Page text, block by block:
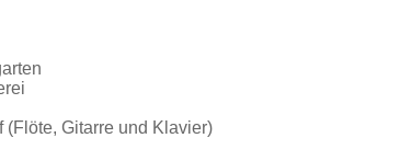
(Flöte, Gitarre und Klavier)